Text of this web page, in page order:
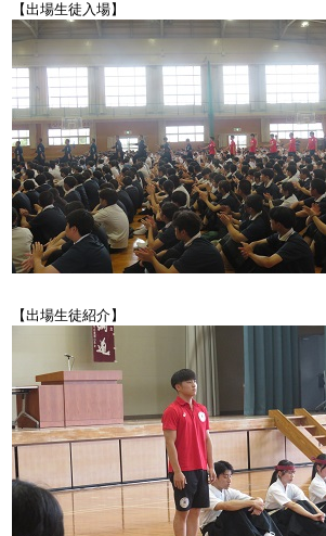
【出場生徒入場】
【出場生徒紹介】